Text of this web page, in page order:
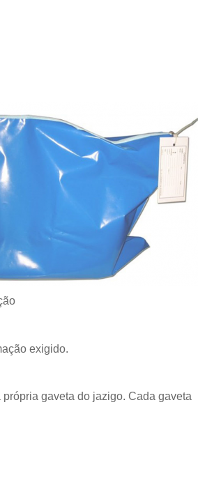
exigido.
gaveta do jazigo. Cada gaveta